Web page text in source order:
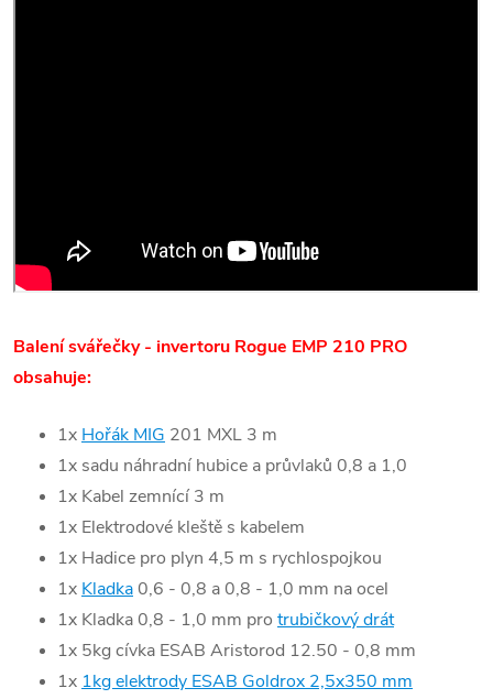
Balení svářečky - invertoru Rogue EMP 210 PRO
obsahuje:
1x Hořák MIG 201 MXL 3 m
1x sadu náhradní hubice a průvlaků 0,8 a 1,0
1x Kabel zemnící 3 m
1x Elektrodové kleště s kabelem
1x Hadice pro plyn 4,5 m s rychlospojkou
1x Kladka 0,6 - 0,8 a 0,8 - 1,0 mm na ocel
1x Kladka 0,8 - 1,0 mm pro trubičkový drát
1x 5kg cívka ESAB Aristorod 12.50 - 0,8 mm
1x 1kg elektrody ESAB Goldrox 2,5x350 mm